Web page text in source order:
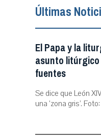
Últimas
El Papa y la
asunto litúrgico
fuentes
Se dice que León
una ‘zona gris’.